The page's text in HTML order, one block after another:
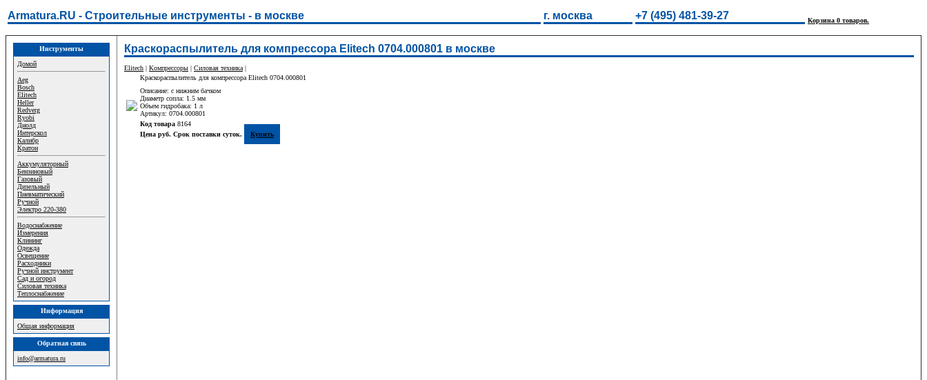
Armatura.RU - Строительные инструменты - в москве г. москва +7 (495) 481-39-27 Корзина 0 товаров.
Инструменты
Домой
Aeg
Bosch
Elitech
Heller
Redverg
Ryobi
Диолд
Интерскол
Калибр
Кратон
Аккумуляторный
Бензиновый
Газовый
Дизельный
Пневматический
Ручной
Электро 220-380
Водоснабжение
Измерения
Клининг
Одежда
Освещение
Расходники
Ручной инструмент
Сад и огород
Силовая техника
Теплоснабжение
Информация
Общая информация
Обратная связь
info@armatura.ru
Краскораспылитель для компрессора Elitech 0704.000801 в москве
Elitech | Компрессоры | Силовая техника |
Краскораспылитель для компрессора Elitech 0704.000801
Описание: с нижним бачком
Диаметр сопла: 1.5 мм
Объем гидробака: 1 л
Артикул: 0704.000801
Код товара 8164
Цена руб. Срок поставки суток.
Купить